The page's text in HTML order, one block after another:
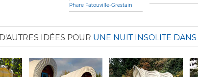
Phare Fatouville-Grestain
D'AUTRES IDÉES POUR UNE NUIT INSOLITE